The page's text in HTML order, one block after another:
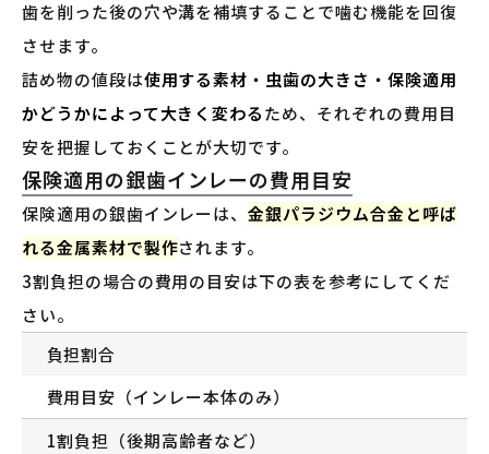
歯を削った後の穴や溝を補填することで噛む機能を回復
させます。
詰め物の値段は使用する素材・虫歯の大きさ・保険適用
かどうかによって大きく変わるため、それぞれの費用目
安を把握しておくことが大切です。
保険適用の銀歯インレーの費用目安
保険適用の銀歯インレーは、金銀パラジウム合金と呼ば
れる金属素材で製作されます。
3割負担の場合の費用の目安は下の表を参考にしてくだ
さい。
負担割合
費用目安（インレー本体のみ）
1割負担（後期高齢者など）